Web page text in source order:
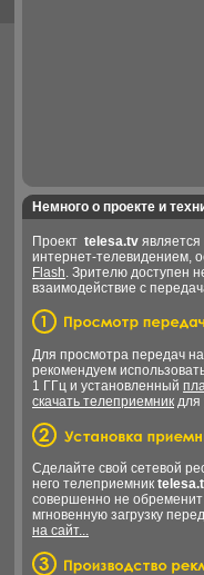
Немного о проекте и
Проект telesa.tv
интернет-телевидением,
Flash. Зрителю доступен
взаимодействие с
Для просмотра передач
рекомендуем
1 ГГц и установленный
скачать телеприемник для
Сделайте свой сетевой
него телеприемник
совершенно не обременит
мгновенную загрузку
на сайт...